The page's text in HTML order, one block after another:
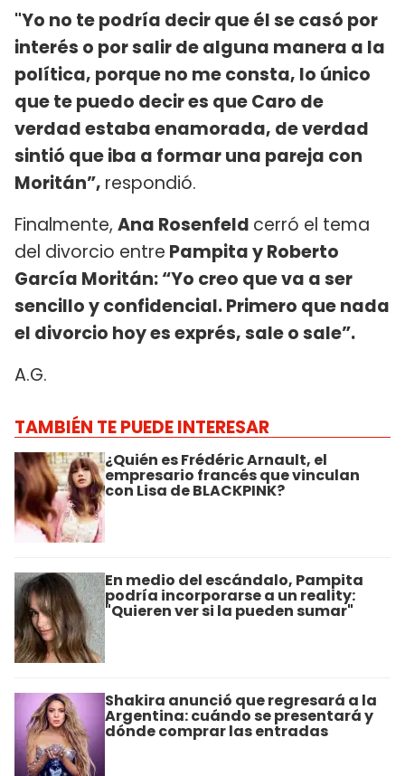
"Yo no te podría decir que él se casó por
interés o por salir de alguna manera a la
política, porque no me consta, lo único
que te puedo decir es que Caro de
verdad estaba enamorada, de verdad
sintió que iba a formar una pareja con
Moritán”, respondió.
Finalmente, Ana Rosenfeld cerró el tema
del divorcio entre Pampita y Roberto
García Moritán: “Yo creo que va a ser
sencillo y confidencial. Primero que nada
el divorcio hoy es exprés, sale o sale”.
A.G.
TAMBIÉN TE PUEDE INTERESAR
¿Quién es Frédéric Arnault, el
empresario francés que vinculan
con Lisa de BLACKPINK?
En medio del escándalo, Pampita
podría incorporarse a un reality:
"Quieren ver si la pueden sumar"
Shakira anunció que regresará a la
Argentina: cuándo se presentará y
dónde comprar las entradas